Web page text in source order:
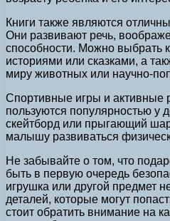
Книги также являются
Они развивают речь,
способности. Можно выбрать
историями или сказками, а
миру животных или научно-
Спортивные игры и активные
пользуются популярностью у
скейтборд или прыгающий
малышу развиваться
Не забывайте о том, что
быть в первую очередь
игрушка или другой предмет
деталей, которые могут
стоит обратить внимание на